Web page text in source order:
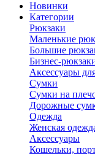
Новинки
Категории
Рюкзаки
Маленькие
Большие
Бизнес-
Аксессуары
Сумки
Сумки на
Дорожные
Одежда
Женская
Аксессуары
Кошельки,